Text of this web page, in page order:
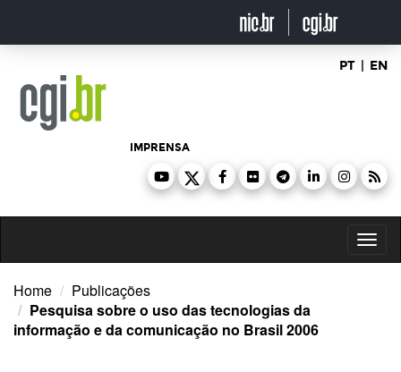
o
PT | EN
IMPRENSA
Home
Publicações
Pesquisa sobre o uso das tecnologias da
informação e da comunicação no Brasil 2006